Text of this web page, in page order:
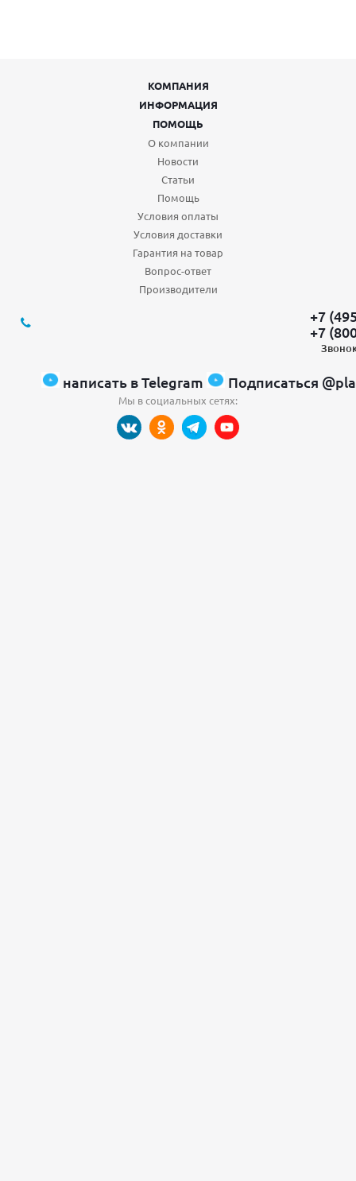
КОМПАНИЯ
ИНФОРМАЦИЯ
ПОМОЩЬ
О компании
Новости
Статьи
Помощь
Условия оплаты
Условия доставки
Гарантия на товар
Вопрос-ответ
Производители
+7
+7
написать в Telegram Подписаться
Мы в социальных сетях: